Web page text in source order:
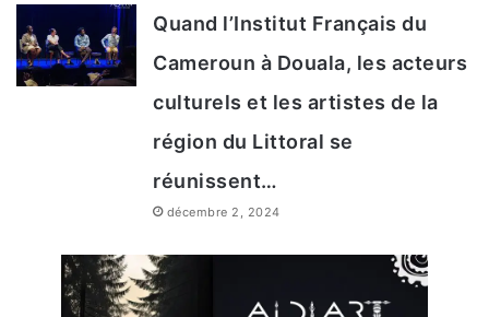
Quand l’Institut Français du
Cameroun à Douala, les acteurs
culturels et les artistes de la
région du Littoral se
réunissent…
décembre 2, 2024